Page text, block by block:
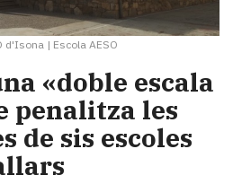
d'Isona | Escola AESO
«doble escala
penalitza les
de sis escoles